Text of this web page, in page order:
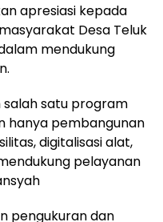
apresiasi kepada
Desa Teluk
mendukung
salah satu program
hanya pembangunan
digitalisasi alat,
pelayanan
pengukuran dan